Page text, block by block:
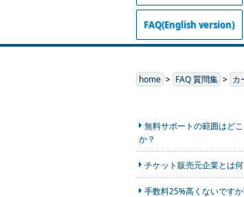
FAQ(English version)
home > FAQ 質問集 > カ
無料サポートの範囲はど
か？
チケット販売元企業とは何
手数料25%高くないですか